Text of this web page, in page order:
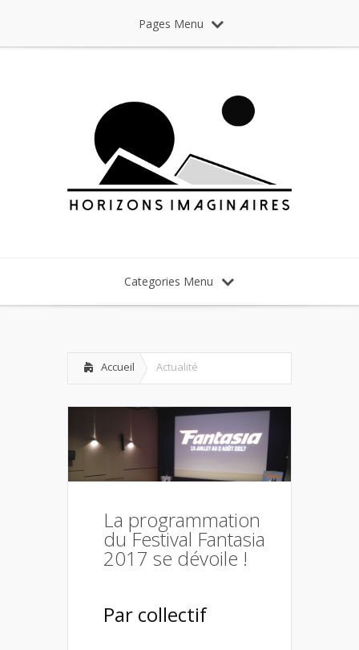
Pages Menu
Categories Menu
Accueil Actualité
La programmation
du Festival Fantasia
2017 se dévoile !
Par collectif